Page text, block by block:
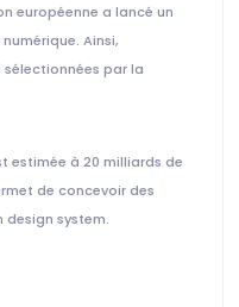
européenne a lancé un
Ainsi,
sélectionnées par la
estimée à 20 milliards de
de concevoir des
design system.